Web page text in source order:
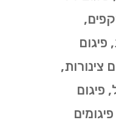
פיגום
צינורות,
פיגום